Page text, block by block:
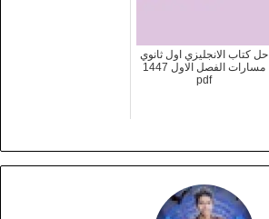
حل كتاب الانجليزي اول ثانوي
مسارات الفصل الاول 1447
pdf